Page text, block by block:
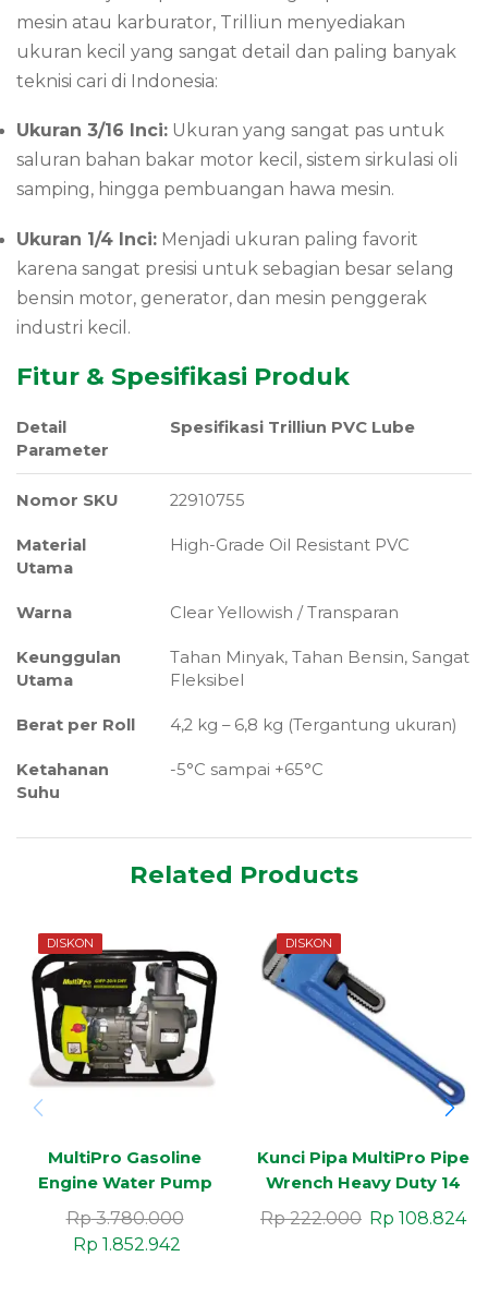
mesin atau karburator, Trilliun menyediakan
ukuran kecil yang sangat detail dan paling banyak
teknisi cari di Indonesia:
Ukuran 3/16 Inci: Ukuran yang sangat pas untuk
saluran bahan bakar motor kecil, sistem sirkulasi oli
samping, hingga pembuangan hawa mesin.
Ukuran 1/4 Inci: Menjadi ukuran paling favorit
karena sangat presisi untuk sebagian besar selang
bensin motor, generator, dan mesin penggerak
industri kecil.
Fitur & Spesifikasi Produk
Detail
Parameter
Spesifikasi Trilliun PVC Lube
Nomor SKU 22910755
Material
Utama
High-Grade Oil Resistant PVC
Warna Clear Yellowish / Transparan
Keunggulan
Utama
Tahan Minyak, Tahan Bensin, Sangat
Fleksibel
Berat per Roll 4,2 kg – 6,8 kg (Tergantung ukuran)
Ketahanan
Suhu
-5°C sampai +65°C
Related Products
DISKON
MultiPro Gasoline
Engine Water Pump
GWP-20/4 SWF
Rp3.780.000
Rp 1.852.942
DISKON
Kunci Pipa MultiPro Pipe
Wrench Heavy Duty 14
Inch 1pc
Rp222.000 Rp 108.824